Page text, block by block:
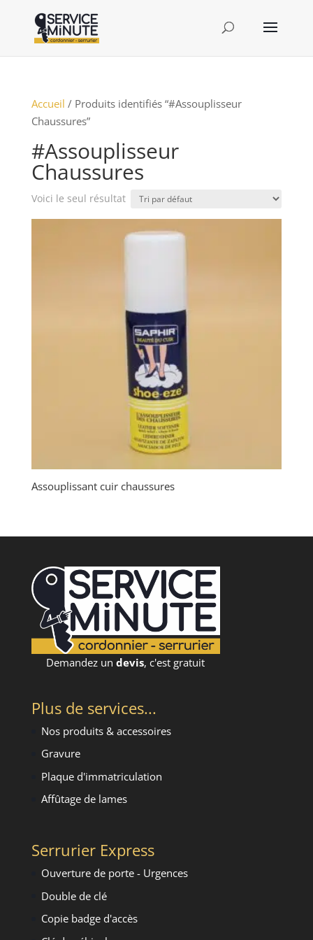
Accueil / Produits identifiés “#Assouplisseur
Chaussures”
#Assouplisseur
Chaussures
Voici le seul résultat
Assouplissant cuir chaussures
Demandez undevis, c'est gratuit
Plus de services...
Nos produits & accessoires
Gravure
Plaque d'immatriculation
Affûtage de lames
Serrurier Express
Ouverture de porte - Urgences
Double de clé
Copie badge d'accès